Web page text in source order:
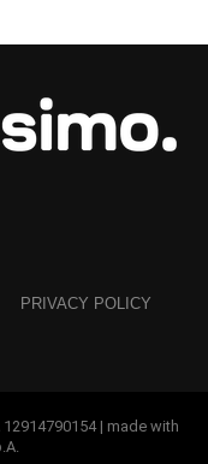
PRIVACY POLICY
| made with